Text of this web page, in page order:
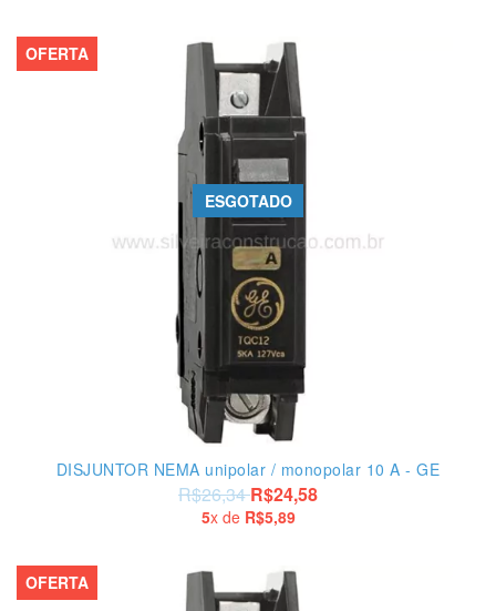
ESGOTADO
OFERTA
DISJUNTOR NEMA unipolar / monopolar 10 A - GE
R$26,34 R$24,58
5x de R$5,89
OFERTA